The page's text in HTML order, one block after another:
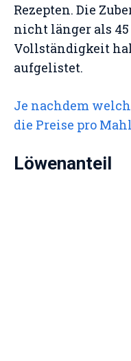
Rezepten. Die
nicht länger als
Vollständigkeit
aufgelistet.
Je nachdem
die Preise pro
Löwenanteil